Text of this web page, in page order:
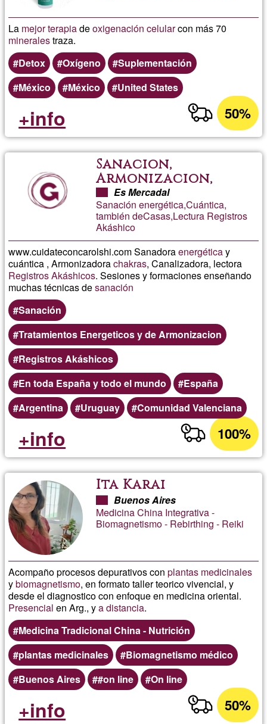
La mejorterapiadeoxigenación celularcon más 70
mineralestraza.
Detox
Oxígeno
Suplementación
México
México United States
50%
+info
Sanacion,
Armonizacion,
Akásha
Es Mercadal
Sanación energética,Cuántica,
también deCasas,Lectura Registros
Akáshico
www.cuidateconcarolshi.com Sanadoraenergéticay
cuántica , Armonizadorachakras, Canalizadora, lectora
Registros Akáshicos. Sesiones y formaciones enseñando
muchas técnicas desanación
Sanación
Tratamientos Energeticos y de Armonizacion
Registros Akáshicos
En toda España y todo el mundo
España
Argentina
Uruguay Comunidad Valenciana
100%
+info
Ita Karai
Buenos Aires
Medicina China Integrativa -
Biomagnetismo - Rebirthing - Reiki
Acompaño procesos depurativos conplantas medicinales
ybiomagnetismo, en formato taller teorico vivencial, y
desde el diagnostico con enfoque en medicina oriental.
Presencial en Arg., ya distancia.
Medicina Tradicional China - Nutrición
plantas medicinales
Biomagnetismo médico
Buenos Aires
#on line On line
50%
+info